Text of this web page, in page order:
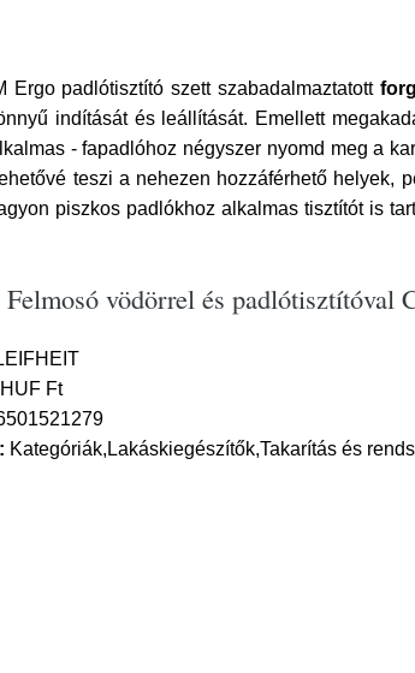
Ergo padlótisztító szett szabadalmaztatott
indítását és leállítását. Emellett
- fapadlóhoz négyszer nyomd meg a
teszi a nehezen hozzáférhető
piszkos padlókhoz alkalmas tisztítót is
Felmosó vödörrel és
Ft
Kategóriák,Lakáskiegészítők,Takarítás és